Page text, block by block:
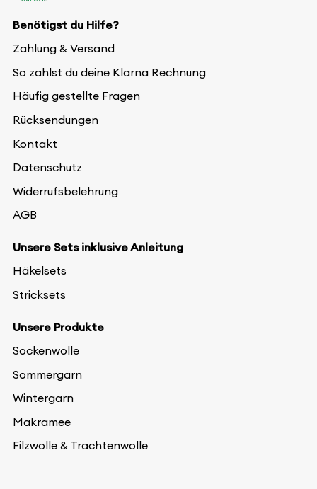
Benötigst du Hilfe?
Zahlung & Versand
So zahlst du deine Klarna Rechnung
Häufig gestellte Fragen
Rücksendungen
Kontakt
Datenschutz
Widerrufsbelehrung
AGB
Unsere Sets inklusive Anleitung
Häkelsets
Stricksets
Unsere Produkte
Sockenwolle
Sommergarn
Wintergarn
Makramee
Filzwolle & Trachtenwolle